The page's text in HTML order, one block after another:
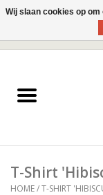
JUWELEN
ACCESSOIRES
T-Shirt
HOME/T-SHIRT
Wij slaan cookies op